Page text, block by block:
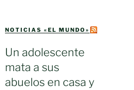
NOTICIAS «EL MUNDO»
Un adolescente
mata a sus
abuelos en casa y